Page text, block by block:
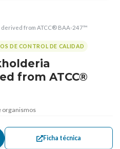
from ATCC® BAA-247™
DE CONTROL DE CALIDAD
from ATCC®
organismos
Ficha técnica